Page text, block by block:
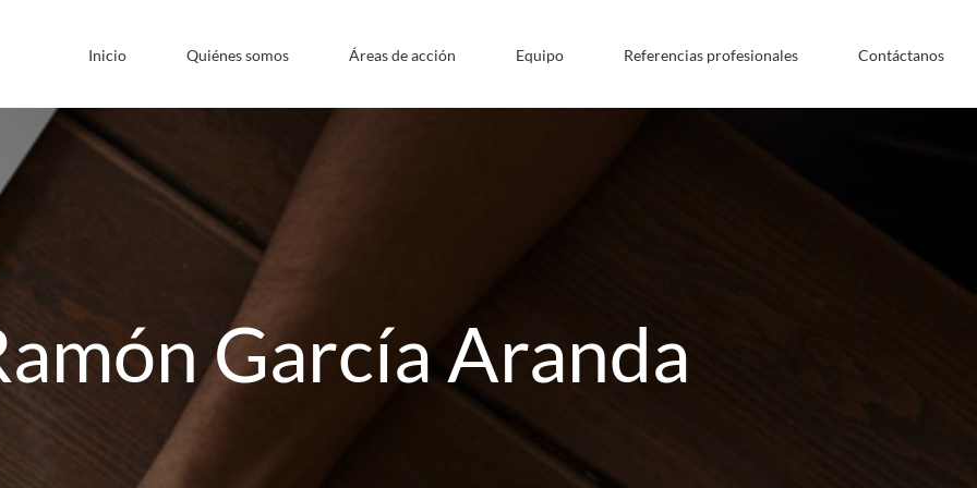
Inicio Quiénes somos Áreas de acción Equipo Referencias profesionales Contáctanos
García Aranda